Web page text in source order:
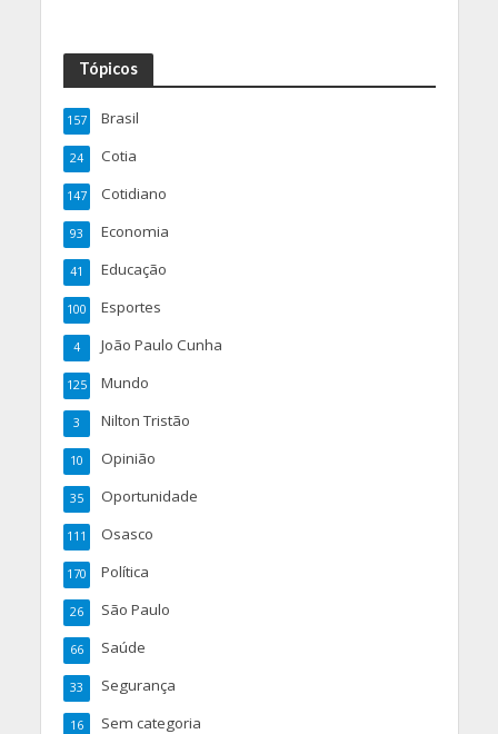
Tópicos
Brasil
157
Cotia
24
Cotidiano
147
Economia
93
Educação
41
Esportes
100
João Paulo Cunha
4
Mundo
125
Nilton Tristão
3
Opinião
10
Oportunidade
35
Osasco
111
Política
170
São Paulo
26
Saúde
66
Segurança
33
Sem categoria
16